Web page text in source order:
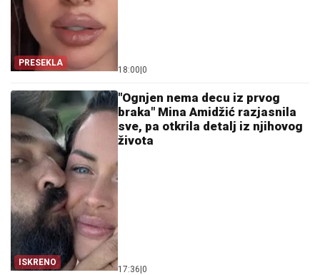
PRESEKLA
18:00|0
ISKRENO
"Ognjen nema decu iz prvog
braka" Mina Amidžić razjasnila
sve, pa otkrila detalj iz njihovog
života
17:36|0